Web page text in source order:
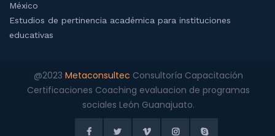
México
Estudios de pertinencia académica para instituciones
educativas
@2023 Metaconsultec Consultoría Capacitación
Certificaciones Coaching evaluacion de programas
sociales León Guanajuato.